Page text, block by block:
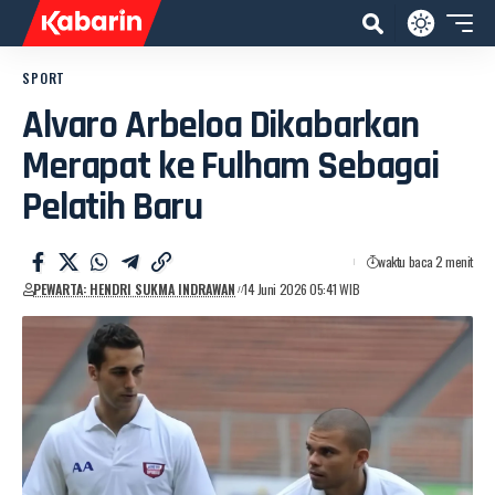
SPORT
Alvaro Arbeloa Dikabarkan
Merapat ke Fulham Sebagai
Pelatih Baru
PEWARTA: HENDRI SUKMA INDRAWAN 14 Juni 2026 05:41 WIB
waktu baca 2 menit